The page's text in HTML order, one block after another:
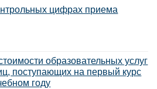
цифрах приема
образовательных услуг
поступающих на первый курс
году